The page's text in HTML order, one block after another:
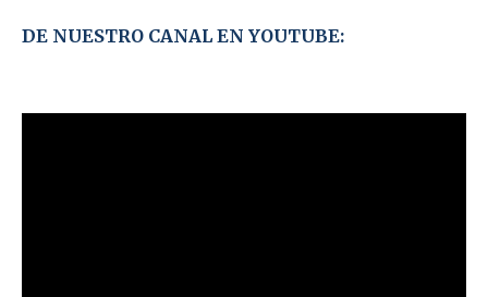
DE NUESTRO CANAL EN YOUTUBE: